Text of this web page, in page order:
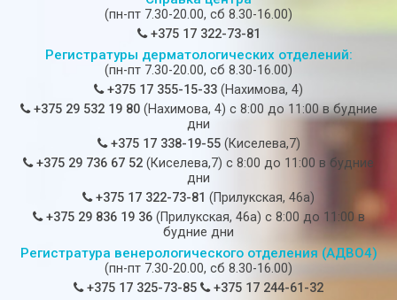
(пн-пт 7.30-20.00, сб 8.30-16.00)
+375 17 322-73-81
Регистратуры дерматологических отделений:
(пн-пт 7.30-20.00, сб 8.30-16.00)
+375 17 355-15-33 (Нахимова, 4)
+375 29 532 19 80(Нахимова, 4) c 8:00 до 11:00 в будние
дни
+375 17 338-19-55(Киселева,7)
+375 29 736 67 52 (Киселева,7) c 8:00 до 11:00 в будние
дни
+375 17 322-73-81 (Прилукская, 46а)
+375 29 836 19 36(Прилукская, 46а) c 8:00 до 11:00 в
будние дни
Регистратура венерологического отделения (АДВО4)
(пн-пт 7.30-20.00, сб 8.30-16.00)
+375 17 325-73-85
+375 17 244-61-32